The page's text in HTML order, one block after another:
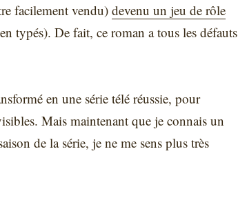
facilement vendu)devenu un jeu de rôle
typés). De fait, ce roman a tous les défauts
en une série télé réussie, pour
Mais maintenant que je connais un
de la série, je ne me sens plus très